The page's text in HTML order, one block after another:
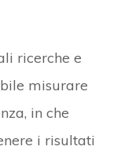
ricerche e
misurare
in che
i risultati